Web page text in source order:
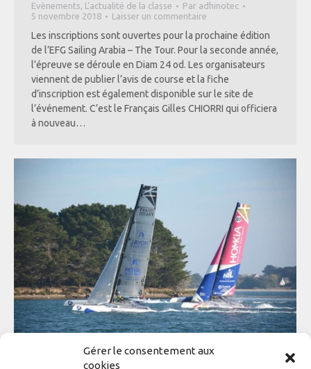
Gérer le consentement aux
cookies
Evènements, L'actualité de la classe Par adhinotec
5 novembre 2018
Laisser un commentaire
Les inscriptions sont ouvertes pour la prochaine édition
de l’EFG Sailing Arabia – The Tour. Pour la seconde année,
l’épreuve se déroule en Diam 24 od. Les organisateurs
viennent de publier l’avis de course et la fiche
d’inscription est également disponible sur le site de
l’événement. C’est le Français Gilles CHIORRI qui officiera
à nouveau…